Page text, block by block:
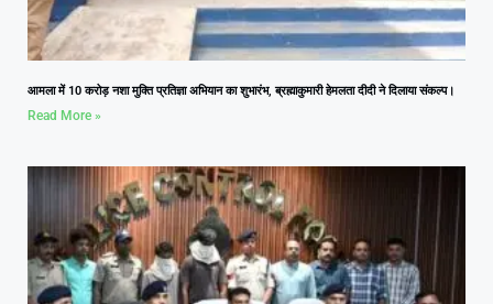
आमला में 10 करोड़ नशा मुक्ति प्रतिज्ञा अभियान का शुभारंभ, ब्रह्माकुमारी हेमलता दीदी ने दिलाया संकल्प।
Read More »